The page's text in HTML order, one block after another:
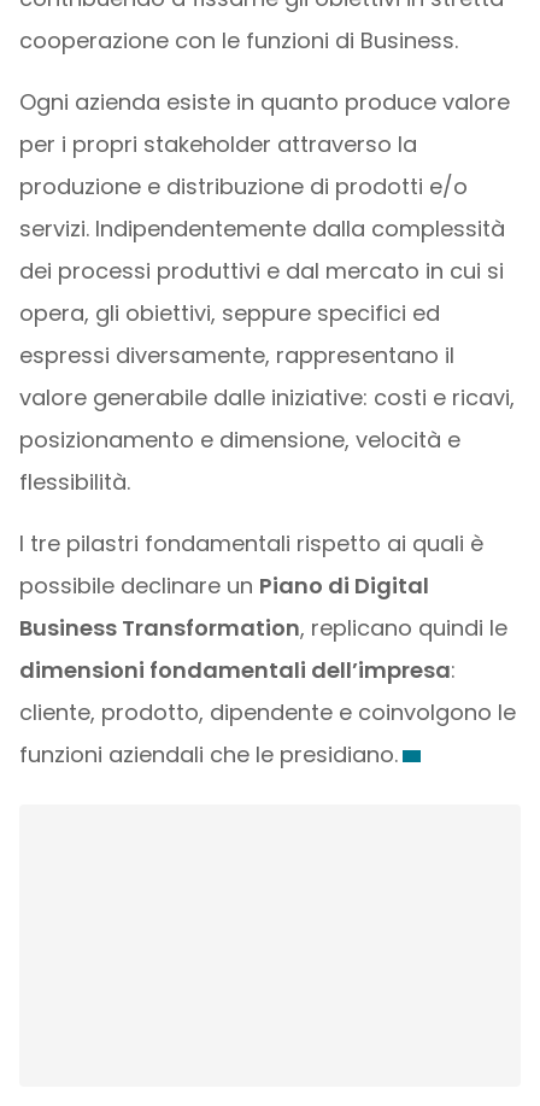
cooperazione con le funzioni di Business.
Ogni azienda esiste in quanto produce valore
per i propri stakeholder attraverso la
produzione e distribuzione di prodotti e/o
servizi. Indipendentemente dalla complessità
dei processi produttivi e dal mercato in cui si
opera, gli obiettivi, seppure specifici ed
espressi diversamente, rappresentano il
valore generabile dalle iniziative: costi e ricavi,
posizionamento e dimensione, velocità e
flessibilità.
I tre pilastri fondamentali rispetto ai quali è
possibile declinare un Piano di Digital
Business Transformation, replicano quindi le
dimensioni fondamentali dell’impresa:
cliente, prodotto, dipendente e coinvolgono le
funzioni aziendali che le presidiano.